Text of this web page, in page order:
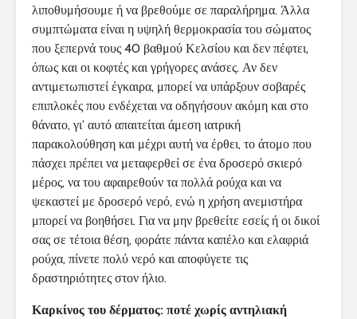
λιποθυμήσουμε ή να βρεθούμε σε παραλήρημα. Άλλα
συμπτώματα είναι η υψηλή θερμοκρασία του σώματος
που ξεπερνά τους 40 βαθμού Κελσίου και δεν πέφτει,
όπως και οι κοφτές και γρήγορες ανάσες. Αν δεν
αντιμετωπιστεί έγκαιρα, μπορεί να υπάρξουν σοβαρές
επιπλοκές που ενδέχεται να οδηγήσουν ακόμη και στο
θάνατο, γι’ αυτό απαιτείται άμεση ιατρική
παρακολούθηση και μέχρι αυτή να έρθει, το άτομο που
πάσχει πρέπει να μεταφερθεί σε ένα δροσερό σκιερό
μέρος, να του αφαιρεθούν τα πολλά ρούχα και να
ψεκαστεί με δροσερό νερό, ενώ η χρήση ανεμιστήρα
μπορεί να βοηθήσει. Για να μην βρεθείτε εσείς ή οι δικοί
σας σε τέτοια θέση, φοράτε πάντα καπέλο και ελαφριά
ρούχα, πίνετε πολύ νερό και αποφύγετε τις
δραστηριότητες στον ήλιο.
Καρκίνος του δέρματος: ποτέ χωρίς αντηλιακή